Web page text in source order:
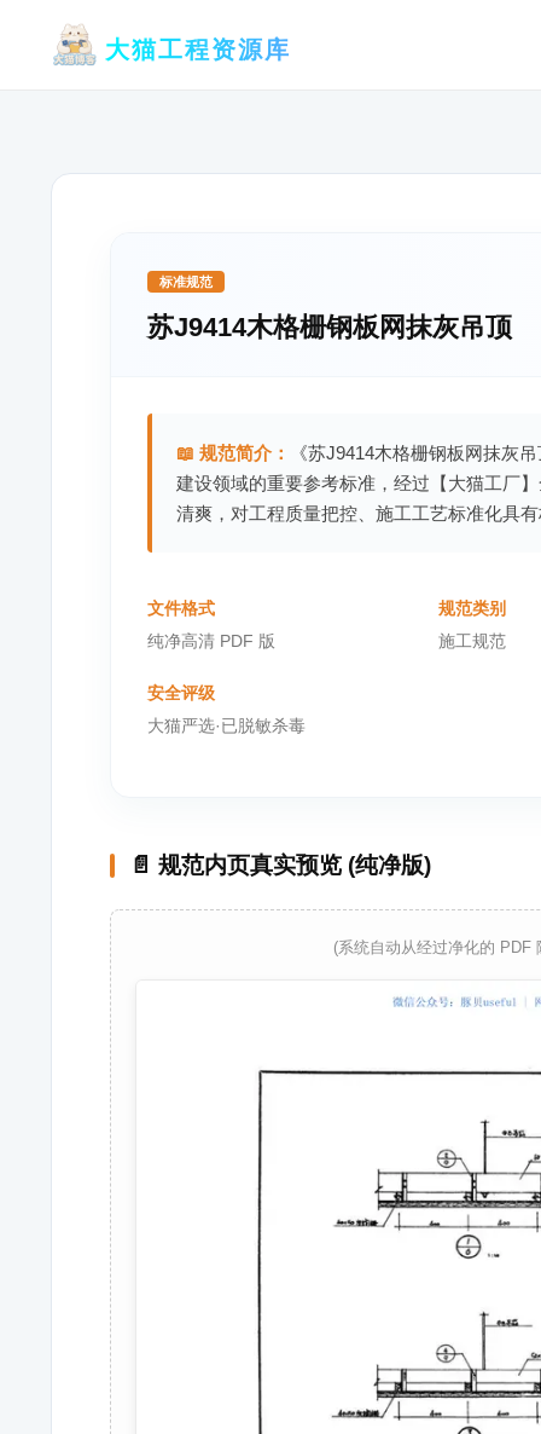
大猫工程资源库
标准规范
苏J9414木格栅钢板网抹灰吊顶
📖 规范简介：
《苏J9414木格栅钢板网抹灰
建设领域的重要参考标准，经过【大猫工厂
清爽，对工程质量把控、施工工艺标准化具
文件格式
纯净高清 PDF 版
规范类别
施工规范
安全评级
大猫严选·已脱敏杀毒
📄 规范内页真实预览 (纯净版)
(系统自动从经过净化的 PDF